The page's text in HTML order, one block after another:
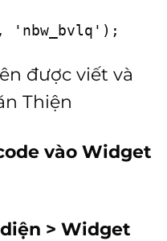
, 'nbw_bvlq'
được viết và
Thiện
vào Widget
> Widget